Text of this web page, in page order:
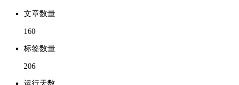
文章数量
160
标签数量
206
运行天数